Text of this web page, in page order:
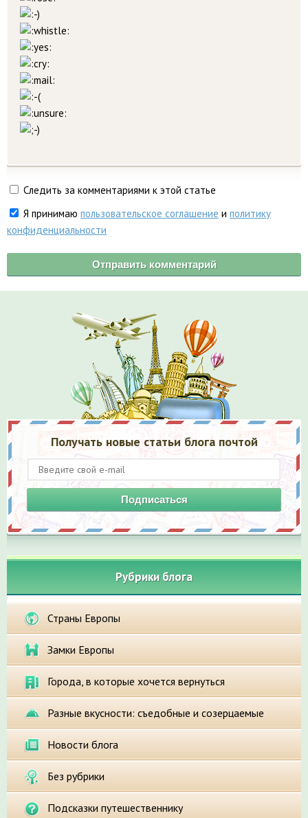
Следить за комментариями к этой статье
Я принимаю пользовательское соглашение и политику
конфиденциальности
Получать новые статьи блога почтой
Подписаться
Рубрики блога
Страны Европы
Замки Европы
Города, в которые хочется вернуться
Разные вкусности: съедобные и созерцаемые
Новости блога
Без рубрики
Подсказки путешественнику